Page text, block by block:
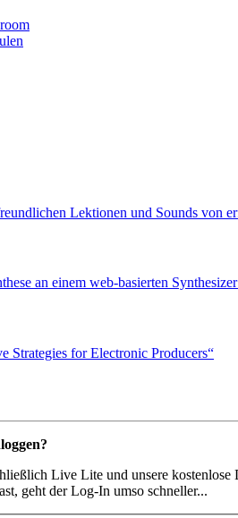
Lektionen und Sounds von
an einem web-basierten
Strategies for Electronic Producers“
Live Lite und unsere
geht der Log-In umso schneller...